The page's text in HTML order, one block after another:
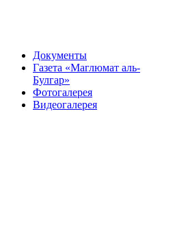
Документы
Газета «Маглюмат аль-
Булгар»
Фотогалерея
Видеогалерея